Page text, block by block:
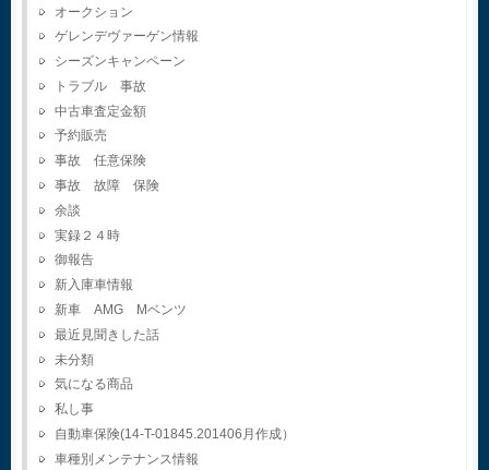
オークション
ゲレンデヴァーゲン情報
シーズンキャンペーン
トラブル 事故
中古車査定金額
予約販売
事故 任意保険
事故 故障 保険
余談
実録２４時
御報告
新入庫車情報
新車 AMG Mベンツ
最近見聞きした話
未分類
気になる商品
私し事
自動車保険(14-T-01845.201406月作成）
車種別メンテナンス情報